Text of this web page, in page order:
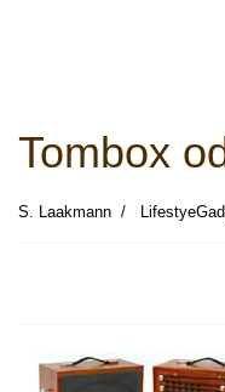
Tombox
S. Laakmann